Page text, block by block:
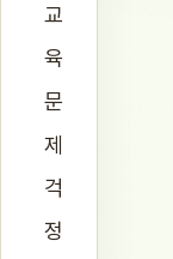
교
육
문
제
걱
정